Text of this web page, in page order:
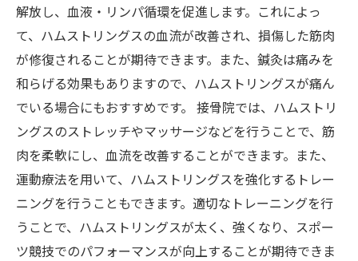
解放し、血液・リンパ循環を促進します。これによっ
て、ハムストリングスの血流が改善され、損傷した筋肉
が修復されることが期待できます。また、鍼灸は痛みを
和らげる効果もありますので、ハムストリングスが痛ん
でいる場合にもおすすめです。 接骨院では、ハムストリ
ングスのストレッチやマッサージなどを行うことで、筋
肉を柔軟にし、血流を改善することができます。また、
運動療法を用いて、ハムストリングスを強化するトレー
ニングを行うこともできます。適切なトレーニングを行
うことで、ハムストリングスが太く、強くなり、スポー
ツ競技でのパフォーマンスが向上することが期待できま